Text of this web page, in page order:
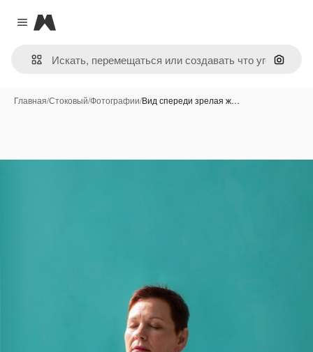
Close menu
Magnific
Поиск
Главная/Стоковый/Фотографии/Вид спереди зрелая ж…